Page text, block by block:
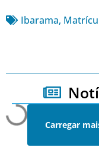
Ibarama,
Carregar